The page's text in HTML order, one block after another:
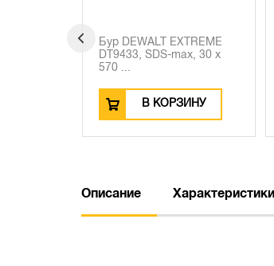
Набор сверл и бит
DEWALT DT0109, 109 шт.
В КОРЗИНУ
Описание Характеристики